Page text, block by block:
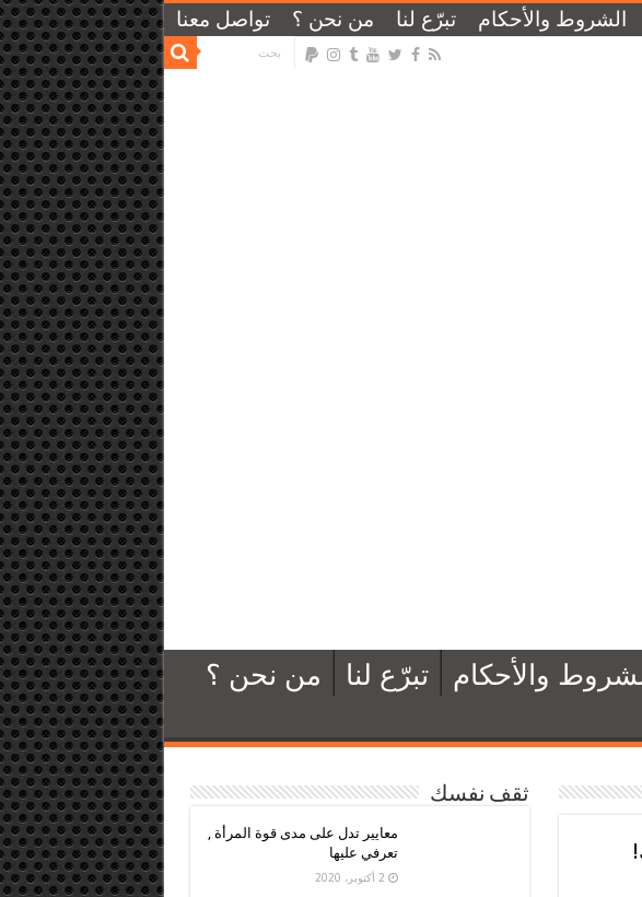
الشروط والأحكام تبرّع لنا من نحن ؟ تواصل معنا
والأحكام تبرّع لنا
من نحن ؟
ثقف نفسك
معايير تدل على مدى قوة المرأة ,
تعرفي عليها
2 أكتوبر، 2020